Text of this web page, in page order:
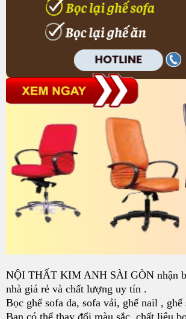
NỘI THẤT KIM ANH SÀI GÒN nhận
nhà giá rẻ và chất lượng uy tín .
Bọc ghế sofa da, sofa vải, ghế nail , ghế